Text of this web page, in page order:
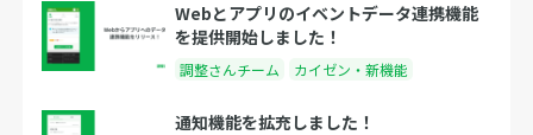
Webとアプリのイベントデータ連携機能
を提供開始しました！
調整さんチーム カイゼン・新機能
通知機能を拡充しました！